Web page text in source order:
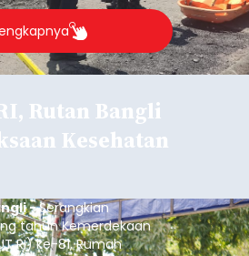
Rutan Bangli
Kesehatan
-Serangkian
tahun Kemerdekaan
RI) ke-81, Rumah